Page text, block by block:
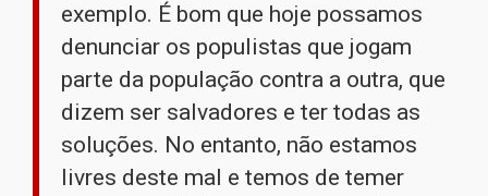
exemplo. É bom que hoje possamos
denunciar os populistas que jogam
parte da população contra a outra, que
dizem ser salvadores e ter todas as
soluções. No entanto, não estamos
livres deste mal e temos de temer